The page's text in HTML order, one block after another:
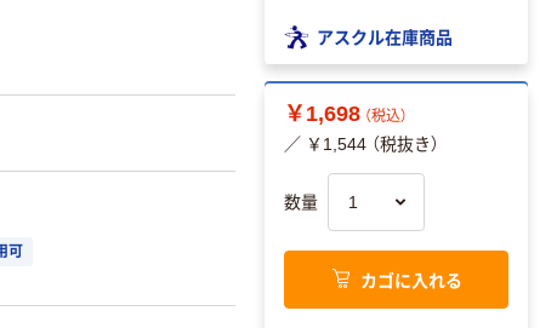
可
アスクル在庫商品
￥1,698 （税込）
／ ￥1,544 （税抜き）
数量
カゴに入れる